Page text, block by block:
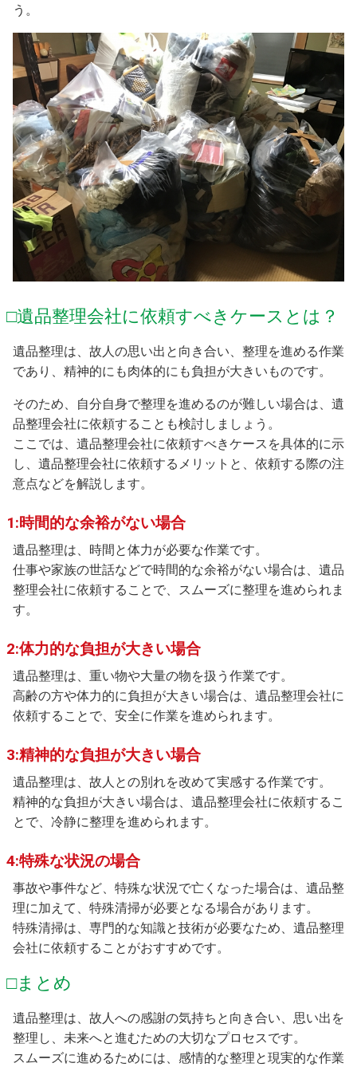
う。
□遺品整理会社に依頼すべきケースとは？
遺品整理は、故人の思い出と向き合い、整理を進める作業
であり、精神的にも肉体的にも負担が大きいものです。
そのため、自分自身で整理を進めるのが難しい場合は、遺
品整理会社に依頼することも検討しましょう。
ここでは、遺品整理会社に依頼すべきケースを具体的に示
し、遺品整理会社に依頼するメリットと、依頼する際の注
意点などを解説します。
1:時間的な余裕がない場合
遺品整理は、時間と体力が必要な作業です。
仕事や家族の世話などで時間的な余裕がない場合は、遺品
整理会社に依頼することで、スムーズに整理を進められま
す。
2:体力的な負担が大きい場合
遺品整理は、重い物や大量の物を扱う作業です。
高齢の方や体力的に負担が大きい場合は、遺品整理会社に
依頼することで、安全に作業を進められます。
3:精神的な負担が大きい場合
遺品整理は、故人との別れを改めて実感する作業です。
精神的な負担が大きい場合は、遺品整理会社に依頼するこ
とで、冷静に整理を進められます。
4:特殊な状況の場合
事故や事件など、特殊な状況で亡くなった場合は、遺品整
理に加えて、特殊清掃が必要となる場合があります。
特殊清掃は、専門的な知識と技術が必要なため、遺品整理
会社に依頼することがおすすめです。
□まとめ
遺品整理は、故人への感謝の気持ちと向き合い、思い出を
整理し、未来へと進むための大切なプロセスです。
スムーズに進めるためには、感情的な整理と現実的な作業